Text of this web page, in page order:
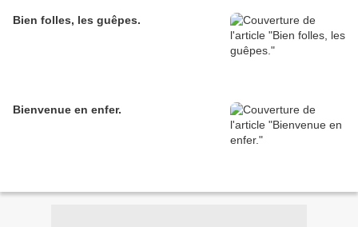
Bien folles, les guêpes.
Bienvenue en enfer.